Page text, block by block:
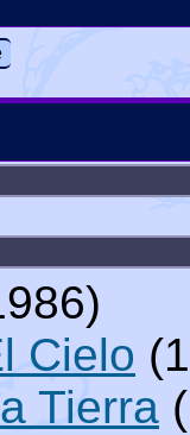
Cielo
Tierra